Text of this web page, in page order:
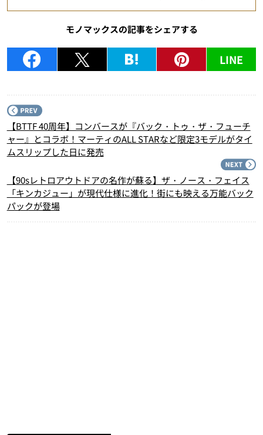
モノマックスの記事をシェアする
LINE
【BTTF 40周年】コンバースが『バック・トゥ・ザ・フューチ
ャー』とコラボ！マーティのALL STARなど限定3モデルがタイ
ムスリップした日に発売
【90sレトロアウトドアの名作が蘇る】ザ・ノース・フェイス
「キンカジュー」が現代仕様に進化！街にも映える万能バック
パックが登場